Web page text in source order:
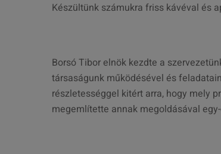
Készültünk számukra friss kávéval és
Borsó Tibor elnök kezdte a
társaságunk működésével és
részletességgel kitért arra, hogy mely
megemlítette annak megoldásával